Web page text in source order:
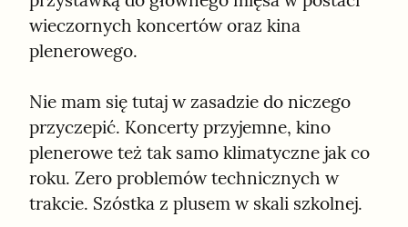
wieczornych koncertów oraz kina
plenerowego.
Nie mam się tutaj w zasadzie do niczego
przyczepić. Koncerty przyjemne, kino
plenerowe też tak samo klimatyczne jak co
roku. Zero problemów technicznych w
trakcie. Szóstka z plusem w skali szkolnej.